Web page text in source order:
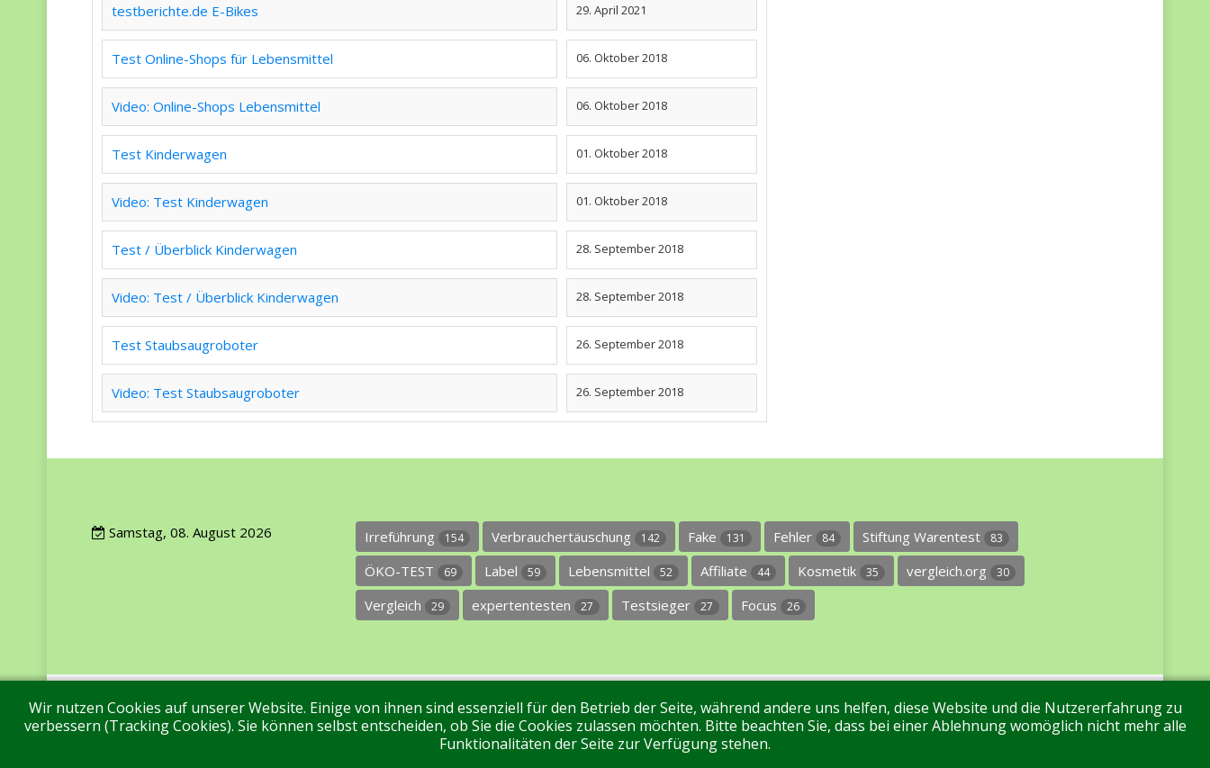
testberichte.de E-Bikes 29. April 2021
Test Online-Shops für Lebensmittel 06. Oktober 2018
Video: Online-Shops Lebensmittel 06. Oktober 2018
Test Kinderwagen 01. Oktober 2018
Video: Test Kinderwagen 01. Oktober 2018
Test / Überblick Kinderwagen 28. September 2018
Video: Test / Überblick Kinderwagen 28. September 2018
Test Staubsaugroboter 26. September 2018
Video: Test Staubsaugroboter 26. September 2018
Samstag, 08. August 2026 Irreführung 154 Verbrauchertäuschung 142 Fake 131 Fehler 84 Stiftung Warentest 83
ÖKO-TEST 69 Label 59 Lebensmittel 52 Affiliate 44 Kosmetik 35 vergleich.org 30
Vergleich 29 expertentesten 27 Testsieger 27 Focus 26
Impressum Datenschutz Über uns Kontakt Tags Unterstützen Sie uns! Login
Wir nutzen Cookies auf unserer Website. Einige von ihnen sind essenziell für den Betrieb der Seite, während andere uns helfen, diese Website und die Nutzererfahrung zu
verbessern (Tracking Cookies). Sie können selbst entscheiden, ob Sie die Cookies zulassen möchten. Bitte beachten Sie, dass bei einer Ablehnung womöglich nicht mehr alle
Funktionalitäten der Seite zur Verfügung stehen.